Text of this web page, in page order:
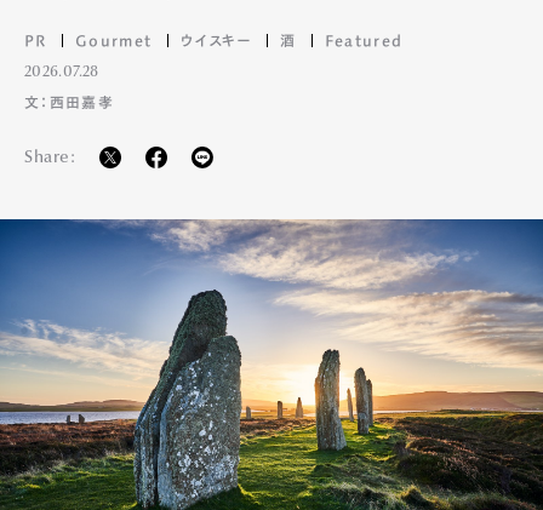
PR Gourmet ウイスキー 酒 Featured
2026.07.28
文：西田嘉孝
Share: